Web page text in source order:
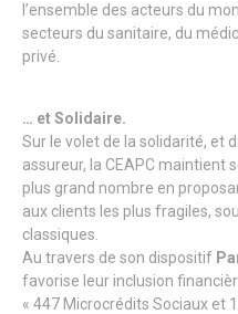
l’ensemble des acteurs du
secteurs du sanitaire, du
privé.
… et Solidaire.
Sur le volet de la solidarité, et
assureur, la CEAPC maintient
plus grand nombre en
aux clients les plus fragiles,
classiques.
Au travers de son dispositif
favorise leur inclusion
« 447 Microcrédits Sociaux et